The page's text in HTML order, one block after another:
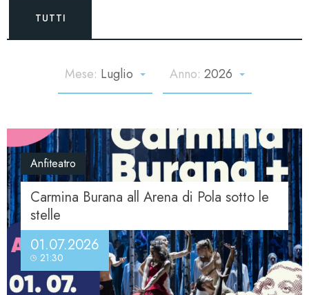
TUTTI
Mese: Luglio Anno: 2026
Anfiteatro
Carmina Burana all Arena di Pola sotto le
stelle
01.07.2026
21:30